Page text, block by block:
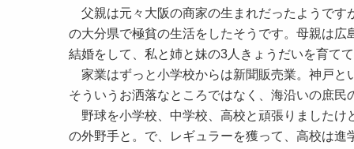
父親は元々大阪の商家の生まれだったようです
の大分県で極貧の生活をしたそうです。母親は
結婚をして、私と姉と妹の3人きょうだいを育て
家業はずっと小学校からは新聞販売業。神戸と
そういうお洒落なところではなく、海沿いの庶
野球を小学校、中学校、高校と頑張りましたけ
の外野手と。で、レギュラーを獲って、高校は